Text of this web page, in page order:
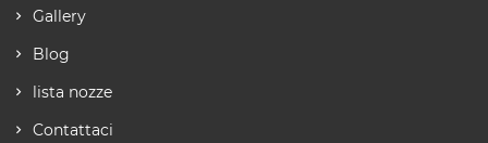
Gallery
Blog
lista nozze
Contattaci